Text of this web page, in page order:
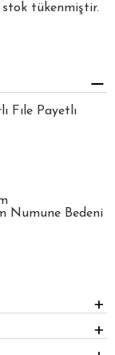
stok tükenmiştir.
Fıle Payetlı
Numune Bedeni